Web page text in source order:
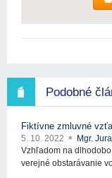
Podobné
Fiktívne zmluvné
5. 10. 2022
Mgr.
Vzhľadom na
verejné obstarávanie